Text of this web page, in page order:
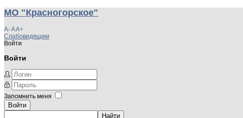
МО "Красногорское"
A-AA+
Слабовидящим
Войти
Войти
Запомнить меня
Войти